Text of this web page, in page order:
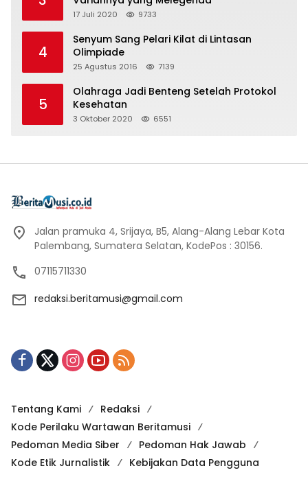
17 Juli 2020 9733
4
Senyum Sang Pelari Kilat di Lintasan
Olimpiade
25 Agustus 2016 7139
5
Olahraga Jadi Benteng Setelah Protokol
Kesehatan
3 Oktober 2020 6551
Jalan pramuka 4, Srijaya, B5, Alang-Alang Lebar Kota
Palembang, Sumatera Selatan, KodePos : 30156.
07115711330
redaksi.beritamusi@gmail.com
Tentang Kami
Redaksi
Kode Perilaku Wartawan Beritamusi
Pedoman Media Siber
Pedoman Hak Jawab
Kode Etik Jurnalistik
Kebijakan Data Pengguna